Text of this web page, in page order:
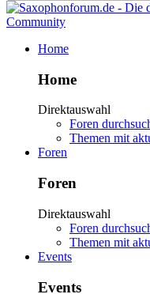
Home
Home
Direktauswahl
Foren
Themen mit
Foren
Foren
Direktauswahl
Foren
Themen mit
Events
Events